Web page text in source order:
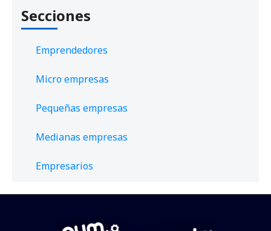
Secciones
Emprendedores
Micro empresas
Pequeñas empresas
Medianas empresas
Empresarios